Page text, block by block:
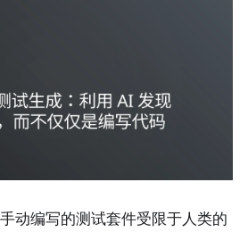
动编写的测试套件受限于人类的